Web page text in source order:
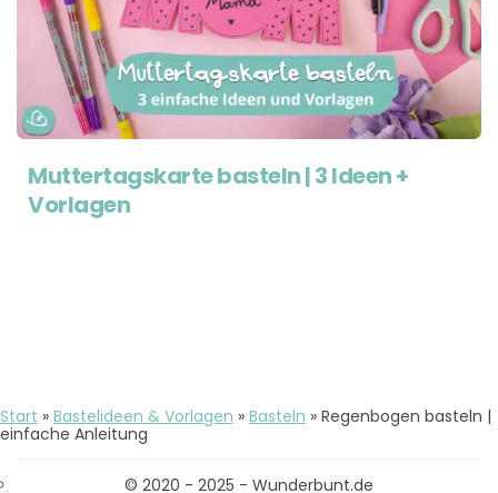
Muttertagskarte basteln | 3 Ideen +
Vorlagen
Start » Bastelideen & Vorlagen » Basteln » Regenbogen basteln |
einfache Anleitung
© 2020 - 2025 - Wunderbunt.de